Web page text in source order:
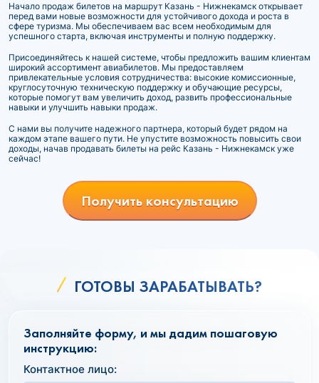
Начало продаж билетов на маршрут Казань - Нижнекамск открывает
перед вами новые возможности для устойчивого дохода и роста в
сфере туризма. Мы обеспечиваем вас всем необходимым для
успешного старта, включая инструменты и полную поддержку.
Присоединяйтесь к нашей системе, чтобы предложить вашим клиентам
широкий ассортимент авиабилетов. Мы предоставляем
привлекательные условия сотрудничества: высокие комиссионные,
круглосуточную техническую поддержку и обучающие ресурсы,
которые помогут вам увеличить доход, развить профессиональные
навыки и улучшить навыки продаж.
С нами вы получите надежного партнера, который будет рядом на
каждом этапе вашего пути. Не упустите возможность повысить свои
доходы, начав продавать билеты на рейс Казань - Нижнекамск уже
сейчас!
Получить консультацию
ГОТОВЫ ЗАРАБАТЫВАТЬ?
Заполняйте форму, и мы дадим пошаговую
инструкцию:
Контактное лицо: